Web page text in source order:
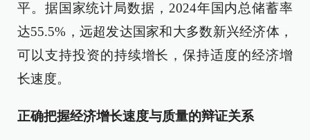
平。据国家统计局数据，2024年国内总储蓄率
达55.5%，远超发达国家和大多数新兴经济体，
可以支持投资的持续增长，保持适度的经济增
长速度。
正确把握经济增长速度与质量的辩证关系